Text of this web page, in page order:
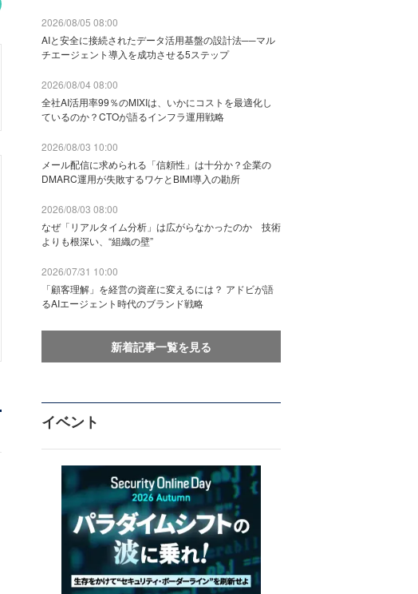
2026/08/05 08:00
AIと安全に接続されたデータ活用基盤の設計法──マル
チエージェント導入を成功させる5ステップ
2026/08/04 08:00
全社AI活用率99％のMIXIは、いかにコストを最適化し
ているのか？CTOが語るインフラ運用戦略
2026/08/03 10:00
メール配信に求められる「信頼性」は十分か？企業の
DMARC運用が失敗するワケとBIMI導入の勘所
2026/08/03 08:00
なぜ「リアルタイム分析」は広がらなかったのか 技術
よりも根深い、“組織の壁”
2026/07/31 10:00
「顧客理解」を経営の資産に変えるには？ アドビが語
るAIエージェント時代のブランド戦略
新着記事一覧を見る
イベント